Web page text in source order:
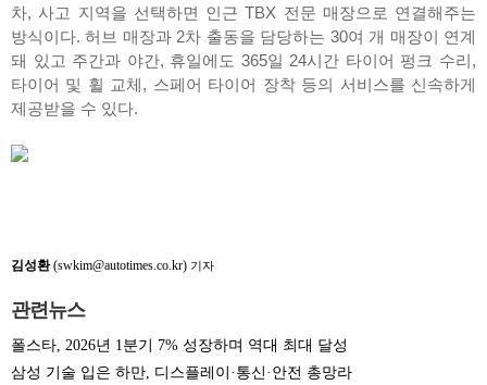
차, 사고 지역을 선택하면 인근 TBX 전문 매장으로 연결해주는
방식이다. 허브 매장과 2차 출동을 담당하는 30여 개 매장이 연계
돼 있고 주간과 야간, 휴일에도 365일 24시간 타이어 펑크 수리,
타이어 및 휠 교체, 스페어 타이어 장착 등의 서비스를 신속하게
제공받을 수 있다.
김성환(swkim@autotimes.co.kr) 기자
관련뉴스
폴스타, 2026년 1분기 7% 성장하며 역대 최대 달성
삼성 기술 입은 하만, 디스플레이·통신·안전 총망라